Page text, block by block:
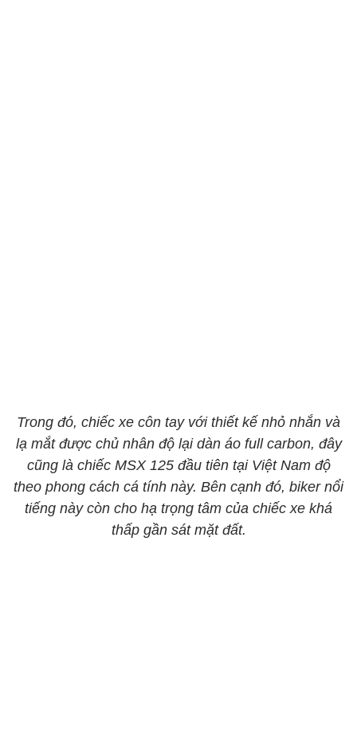
Trong đó, chiếc xe côn tay với thiết kế nhỏ nhắn và
lạ mắt được chủ nhân độ lại dàn áo full carbon, đây
cũng là chiếc MSX 125 đầu tiên tại Việt Nam độ
theo phong cách cá tính này. Bên cạnh đó, biker nổi
tiếng này còn cho hạ trọng tâm của chiếc xe khá
thấp gần sát mặt đất.